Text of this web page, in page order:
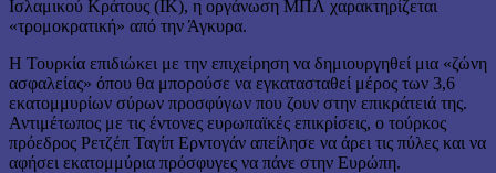
Ισλαμικού Κράτους (ΙΚ), η οργάνωση ΜΠΛ χαρακτηρίζεται
«τρομοκρατική» από την Άγκυρα.
Η Τουρκία επιδιώκει με την επιχείρηση να δημιουργηθεί μια «ζώνη
ασφαλείας» όπου θα μπορούσε να εγκατασταθεί μέρος των 3,6
εκατομμυρίων σύρων προσφύγων που ζουν στην επικράτειά της.
Αντιμέτωπος με τις έντονες ευρωπαϊκές επικρίσεις, ο τούρκος
πρόεδρος Ρετζέπ Ταγίπ Ερντογάν απείλησε να άρει τις πύλες και να
αφήσει εκατομμύρια πρόσφυγες να πάνε στην Ευρώπη.